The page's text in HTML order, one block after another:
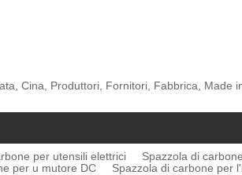
Cina, Produttori, Fornitori, Fabbrica, Made
per utensili elettrici
Spazzola di
per u mutore DC Spazzola di carbone per